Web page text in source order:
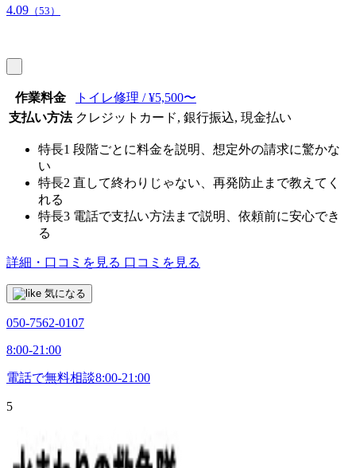
4.09 （53）
作業料金
トイレ修理 / ¥5,500〜
支払い方法 クレジットカード, 銀行振込, 現金払い
特長1 段階ごとに料金を説明、想定外の請求に驚かな
い
特長2 直して終わりじゃない、再発防止まで教えてく
れる
特長3 電話で支払い方法まで説明、依頼前に安心でき
る
詳細・口コミを見る 口コミを見る
気になる
050-7562-0107
8:00-21:00
電話で無料相談8:00-21:00
5